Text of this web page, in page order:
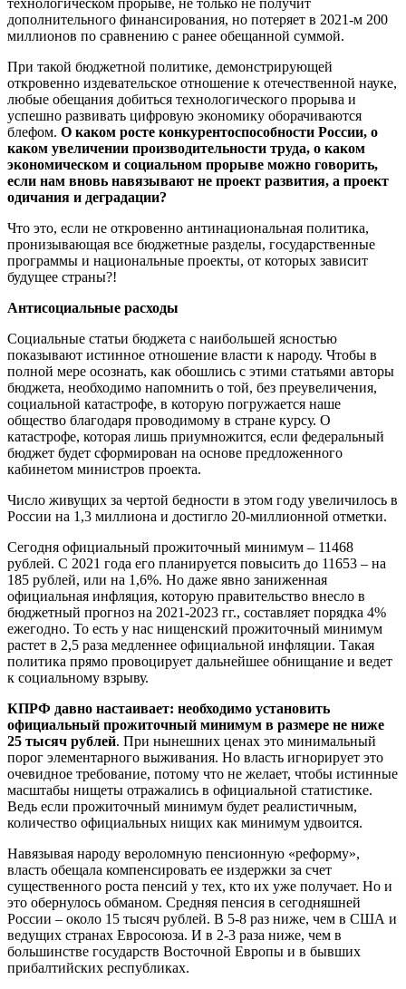
дополнительного финансирования, но потеряет в 2021-м 200
миллионов по сравнению с ранее обещанной суммой.
При такой бюджетной политике, демонстрирующей
откровенно издевательское отношение к отечественной науке,
любые обещания добиться технологического прорыва и
успешно развивать цифровую экономику оборачиваются
блефом. О каком росте конкурентоспособности России, о
каком увеличении производительности труда, о каком
экономическом и социальном прорыве можно говорить,
если нам вновь навязывают не проект развития, а проект
одичания и деградации?
Что это, если не откровенно антинациональная политика,
пронизывающая все бюджетные разделы, государственные
программы и национальные проекты, от которых зависит
будущее страны?!
Антисоциальные расходы
Социальные статьи бюджета с наибольшей ясностью
показывают истинное отношение власти к народу. Чтобы в
полной мере осознать, как обошлись с этими статьями авторы
бюджета, необходимо напомнить о той, без преувеличения,
социальной катастрофе, в которую погружается наше
общество благодаря проводимому в стране курсу. О
катастрофе, которая лишь приумножится, если федеральный
бюджет будет сформирован на основе предложенного
кабинетом министров проекта.
Число живущих за чертой бедности в этом году увеличилось в
России на 1,3 миллиона и достигло 20-миллионной отметки.
Сегодня официальный прожиточный минимум – 11468
рублей. С 2021 года его планируется повысить до 11653 – на
185 рублей, или на 1,6%. Но даже явно заниженная
официальная инфляция, которую правительство внесло в
бюджетный прогноз на 2021-2023 гг., составляет порядка 4%
ежегодно. То есть у нас нищенский прожиточный минимум
растет в 2,5 раза медленнее официальной инфляции. Такая
политика прямо провоцирует дальнейшее обнищание и ведет
к социальному взрыву.
КПРФ давно настаивает: необходимо установить
официальный прожиточный минимум в размере не ниже
25 тысяч рублей. При нынешних ценах это минимальный
порог элементарного выживания. Но власть игнорирует это
очевидное требование, потому что не желает, чтобы истинные
масштабы нищеты отражались в официальной статистике.
Ведь если прожиточный минимум будет реалистичным,
количество официальных нищих как минимум удвоится.
Навязывая народу вероломную пенсионную «реформу»,
власть обещала компенсировать ее издержки за счет
существенного роста пенсий у тех, кто их уже получает. Но и
это обернулось обманом. Средняя пенсия в сегодняшней
России – около 15 тысяч рублей. В 5-8 раз ниже, чем в США и
ведущих странах Евросоюза. И в 2-3 раза ниже, чем в
большинстве государств Восточной Европы и в бывших
прибалтийских республиках.